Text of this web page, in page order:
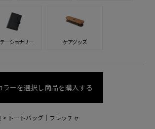
ーショナリー ケアグッズ
ラーを選択し商品を購入する
トートバッグ｜フレッチャ